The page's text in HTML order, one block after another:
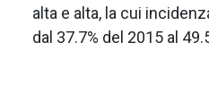
alta e alta, la cui
dal 37.7% del 2015 al